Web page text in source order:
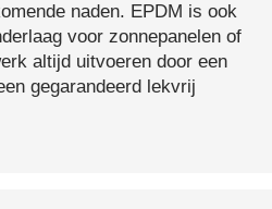
naden. EPDM is ook
voor zonnepanelen of
altijd uitvoeren door een
gegarandeerd lekvrij